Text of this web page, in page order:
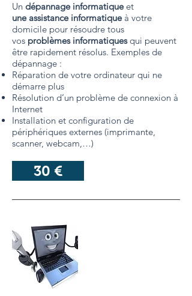
Un dépannage informatiqueet
une assistance informatiqueà votre
domicile pour résoudre tous
vos problèmes informatiquesqui peuvent
être rapidement résolus. Exemples de
dépannage :
Réparation de votre ordinateur qui ne
démarre plus
Résolution d’un problème de connexion à
Internet
Installation et configuration de
périphériques externes (imprimante,
scanner, webcam,…)
30 €